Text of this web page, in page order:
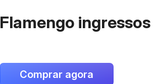
Flamengo ingressos
Comprar agora